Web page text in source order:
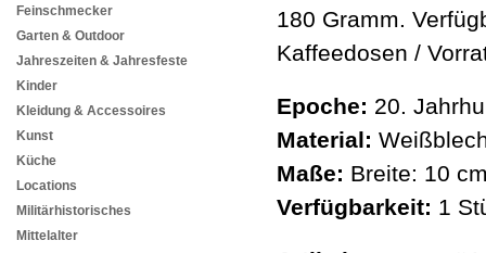
Feinschmecker
Garten & Outdoor
Jahreszeiten & Jahresfeste
Kinder
Kleidung & Accessoires
Kunst
Küche
Locations
Militärhistorisches
Mittelalter
180 Gramm.
Kaffeedosen /
Epoche: 20.
Material:
Maße: Breite: 10
Verfügbarkeit: 1